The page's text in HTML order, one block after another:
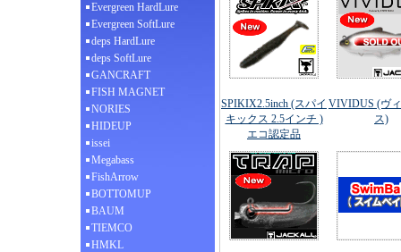
Evergreen HardLure
Evergreen SoftLure
deps HardLure
deps SoftLure
GANCRAFT
FISH MAGNET
NORIES
HIDEUP
issei
Megabass
FishArrow
BOTTOMUP
BAUM
TIEMCO
HMKL
SPIKIX2.5inch (スパイ
キックス 2.5インチ )
エコ認定品
VIVIDUS (ヴ
ス)